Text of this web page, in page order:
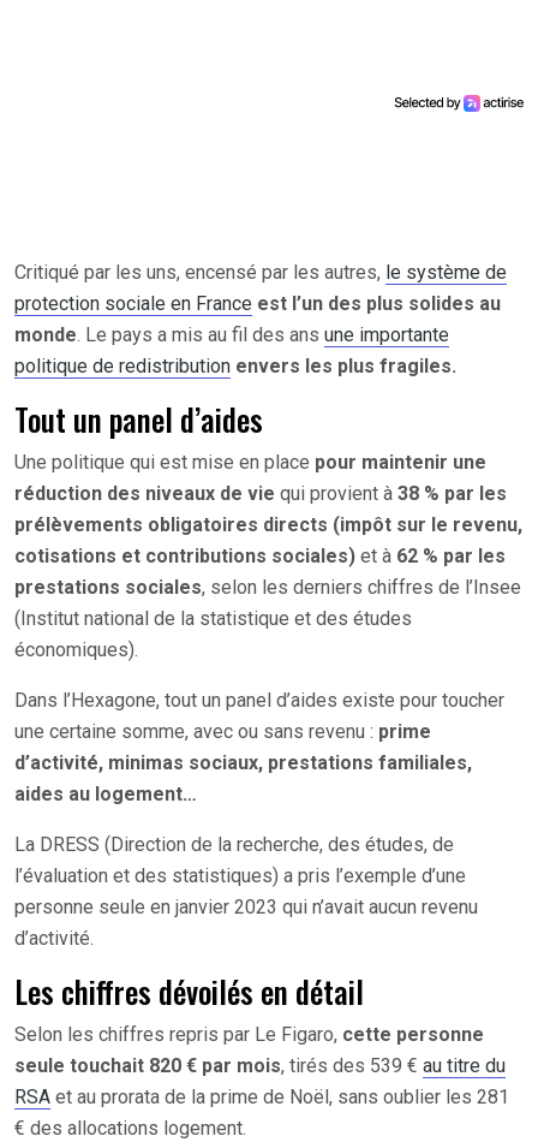
Critiqué par les uns, encensé par les autres, le système de
protection sociale en France est l’un des plus solides au
monde. Le pays a mis au fil des ans une importante
politique de redistribution envers les plus fragiles.
Tout un panel d’aides
Une politique qui est mise en place pour maintenir une
réduction des niveaux de vie qui provient à 38 % par les
prélèvements obligatoires directs (impôt sur le revenu,
cotisations et contributions sociales) et à 62 % par les
prestations sociales, selon les derniers chiffres de l’Insee
(Institut national de la statistique et des études
économiques).
Dans l’Hexagone, tout un panel d’aides existe pour toucher
une certaine somme, avec ou sans revenu : prime
d’activité, minimas sociaux, prestations familiales,
aides au logement…
La DRESS (Direction de la recherche, des études, de
l’évaluation et des statistiques) a pris l’exemple d’une
personne seule en janvier 2023 qui n’avait aucun revenu
d’activité.
Les chiffres dévoilés en détail
Selon les chiffres repris par Le Figaro, cette personne
seule touchait 820 € par mois, tirés des 539 € au titre du
RSA et au prorata de la prime de Noël, sans oublier les 281
€ des allocations logement.